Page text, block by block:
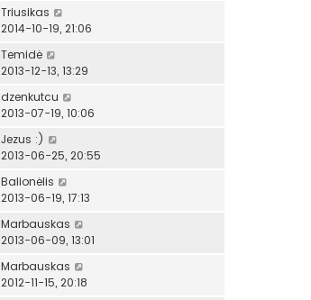
Triusikas
2014-10-19, 21:06
Temidė
2013-12-13, 13:29
dzenkutcu
2013-07-19, 10:06
Jezus :)
2013-06-25, 20:55
Balionėlis
2013-06-19, 17:13
Marbauskas
2013-06-09, 13:01
Marbauskas
2012-11-15, 20:18